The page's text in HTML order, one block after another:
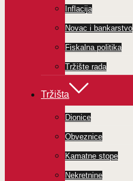
Inflacija
Novac i bankarstvo
Fiskalna politika
Tržište rada
Tržišta
Dionice
Obveznice
Kamatne stope
Nekretnine